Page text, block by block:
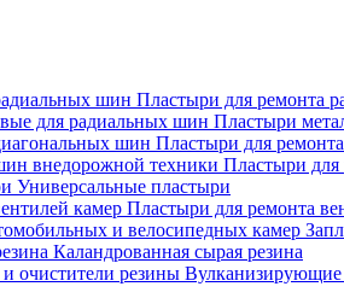
Пластыри для ремонта
Пластыри
Пластыри для
Пластыри
Универсальные пластыри
Пластыри для ремонта
Каландрованная сырая резина
Вулканизирующие